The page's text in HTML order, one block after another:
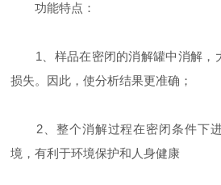
功能特点：
1、样品在密闭的消解罐中消解，
损失。因此，使分析结果更准确；
2、整个消解过程在密闭条件下进
境，有利于环境保护和人身健康